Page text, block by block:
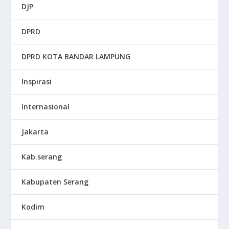
DJP
DPRD
DPRD KOTA BANDAR LAMPUNG
Inspirasi
Internasional
Jakarta
Kab.serang
Kabupaten Serang
Kodim